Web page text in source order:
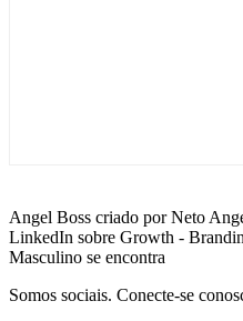
Angel Boss criado por Neto
LinkedIn sobre Growth -
Masculino se encontra
Somos sociais. Conecte-se